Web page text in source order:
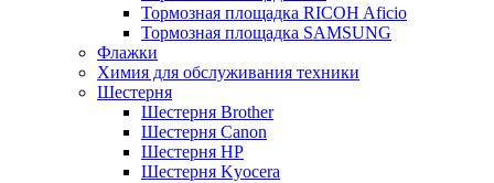
Тормозная площадка RICOH Aficio
Тормозная площадка SAMSUNG
Флажки
Химия для обслуживания техники
Шестерня
Шестерня Brother
Шестерня Canon
Шестерня HP
Шестерня Kyocera